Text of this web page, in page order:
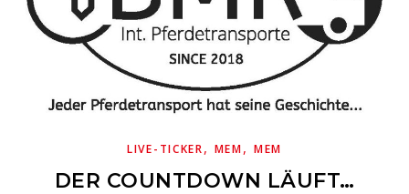
LIVE-TICKER, MEM, MEM
DER COUNTDOWN LÄUFT…